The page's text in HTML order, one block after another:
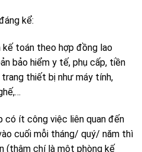
kể:
kế toán theo hợp đồng lao
bảo hiểm y tế, phụ cấp, tiền
thiết bị như máy tính,
có ít công việc liên quan đến
cuối mỗi tháng/ quý/ năm thì
(thậm chí là một phòng kế